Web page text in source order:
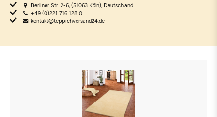
Berliner Str. 2-6, (51063 Köln), Deutschland
+49 (0)221 716 128 0
kontakt@teppichversand24.de